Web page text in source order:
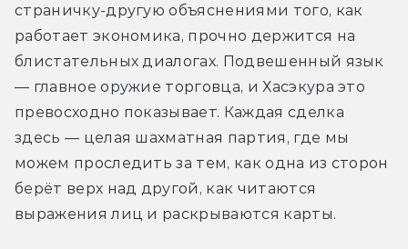
страничку-другую объяснениями того, как
работает экономика, прочно держится на
блистательных диалогах. Подвешенный язык
— главное оружие торговца, и Хасэкура это
превосходно показывает. Каждая сделка
здесь — целая шахматная партия, где мы
можем проследить за тем, как одна из сторон
берёт верх над другой, как читаются
выражения лиц и раскрываются карты.